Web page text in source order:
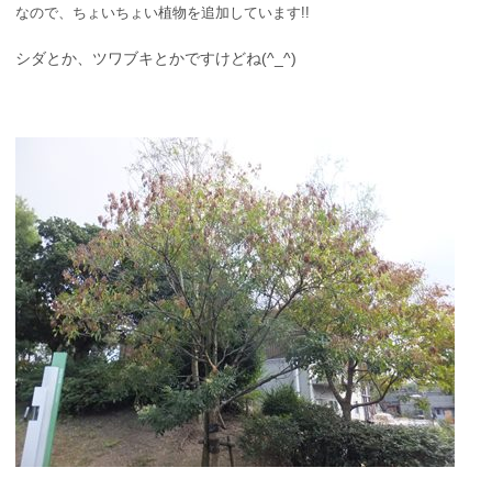
なので、ちょいちょい植物を追加しています!!
シダとか、ツワブキとかですけどね(^_^)